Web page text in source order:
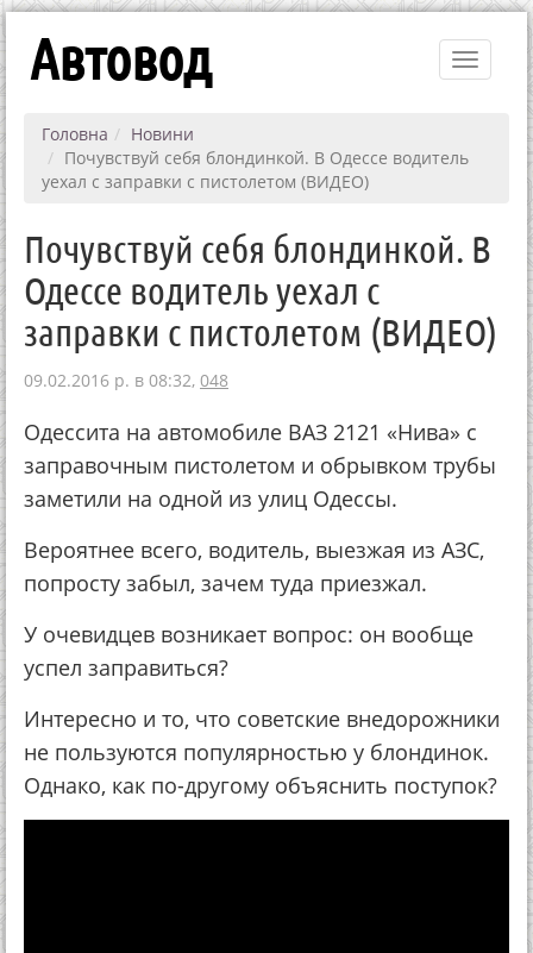
Toggle
Автовод
Головна
Новини
Почувствуй себя блондинкой. В Одессе водитель
уехал с заправки с пистолетом (ВИДЕО)
Почувствуй себя блондинкой. В
Одессе водитель уехал с
заправки с пистолетом (ВИДЕО)
09.02.2016 р. в 08:32, 048
Одессита на автомобиле ВАЗ 2121 «Нива» с
заправочным пистолетом и обрывком трубы
заметили на одной из улиц Одессы.
Вероятнее всего, водитель, выезжая из АЗС,
попросту забыл, зачем туда приезжал.
У очевидцев возникает вопрос: он вообще
успел заправиться?
Интересно и то, что советские внедорожники
не пользуются популярностью у блондинок.
Однако, как по-другому объяснить поступок?